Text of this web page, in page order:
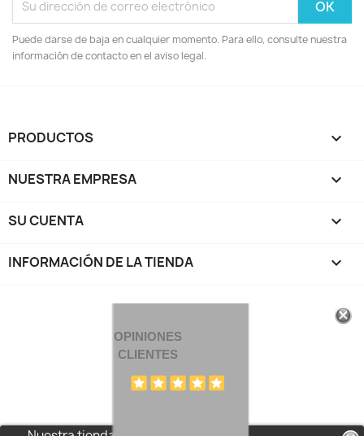
Puede darse de baja en cualquier momento. Para ello, consulte nuestra
información de contacto en el aviso legal.
PRODUCTOS 
NUESTRA EMPRESA 
SU CUENTA 
INFORMACIÓN DE LA TIENDA keyboard_arrow_down
OPINIONES
CLIENTES